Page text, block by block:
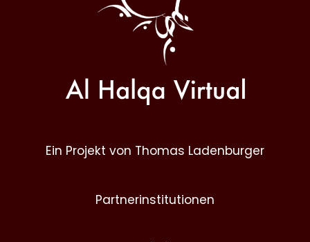
Ein Projekt von Thomas Ladenburger
Partnerinstitutionen